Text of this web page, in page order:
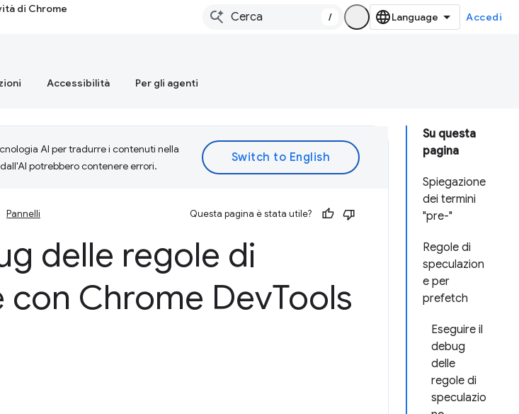
di Chrome
/ Accedi
Accessibilità Per gli agenti
Su questa
pagina
Spiegazione
dei termini
"pre-"
Regole di
speculazion
e per
prefetch
Eseguire il
debug
delle
regole di
speculazio
AI per tradurre i contenuti nella
potrebbero contenere errori.
Pannelli Questa pagina è stata utile?
delle regole di
con Chrome DevTools